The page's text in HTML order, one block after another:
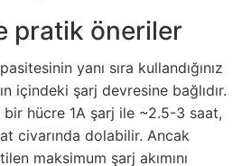
pratik öneriler
yanı sıra kullandığınız
içindeki şarj devresine bağlıdır.
hücre 1A şarj ile ~2.5-3 saat,
civarında dolabilir. Ancak
maksimum şarj akımını